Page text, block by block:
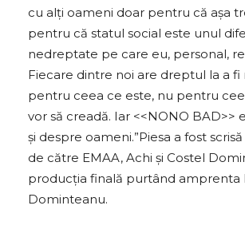
cu alți oameni doar pentru că așa
pentru că statul social este unul
nedreptate pe care eu, personal,
Fiecare dintre noi are dreptul la a
pentru ceea ce este, nu pentru
vor să creadă. Iar <<NONO BAD>>
și despre oameni.”Piesa a fost
de către EMAA, Achi și Costel
producția finală purtând amprenta
Dominteanu.